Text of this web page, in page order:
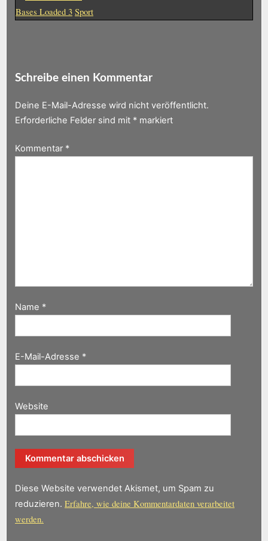
Bases Loaded 3 Sport
Schreibe einen Kommentar
Deine E-Mail-Adresse wird nicht veröffentlicht.
Erforderliche Felder sind mit * markiert
Kommentar *
Name *
E-Mail-Adresse *
Website
Diese Website verwendet Akismet, um Spam zu
reduzieren. Erfahre, wie deine Kommentardaten verarbeitet
werden.